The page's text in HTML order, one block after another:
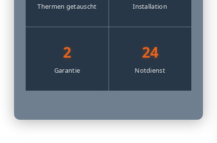
Thermen getauscht Installation
2
Garantie
24
Notdienst